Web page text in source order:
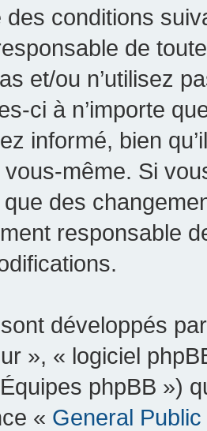
conditions
de
et/ou n’utilisez
ci à n’importe
informé, bien
même. Si
des
responsable
développés
», « logiciel
phpBB »)
« General